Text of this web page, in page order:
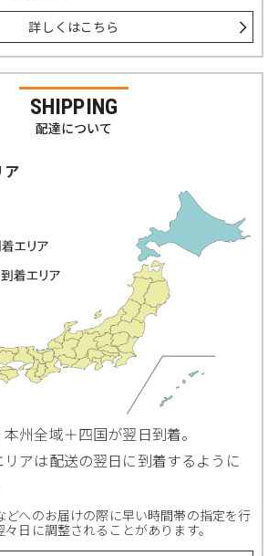
詳しくはこちら
SHIPPING
配達について
ア
州全域＋四国が翌日到着。
アは配送の翌日に到着するように
へのお届けの際に早い時間帯の指定を行
日に調整されることがあります。